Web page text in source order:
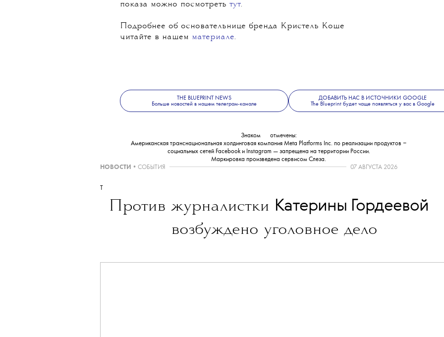
показа можно посмотреть тут.
Подробнее об основательнице бренда Кристель Коше
читайте в нашем материале.
THE BLUEPRINT NEWS
Больше новостей в нашем телеграм-канале
ДОБАВИТЬ НАС В ИСТОЧНИКИ GOOGLE
The Blueprint будет чаще появляться у вас в Google
Знаком
отмечены:
Американская транснациональная холдинговая компания Meta Platforms Inc. по реализации продуктов ‒
социальных сетей Facebook и Instagram — запрещена на территории России.
Маркировка произведена сервисом Слеза.
НОВОСТИ
• СОБЫТИЯ 07 АВГУСТА 2026
Против журналистки Катерины Гордеевой
возбуждено уголовное дело